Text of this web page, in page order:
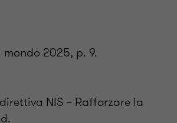
2025, p. 9.
NIS – Rafforzare la